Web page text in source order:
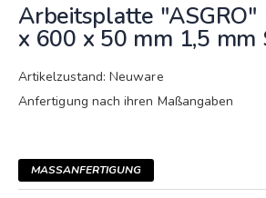
zum
Anfang
der
Bildergalerie
Arbeitsplatte "ASGRO"
x 600 x 50 mm 1,5 mm
Artikelzustand: Neuware
Anfertigung nach ihren Maßangaben
MASSANFERTIGUNG